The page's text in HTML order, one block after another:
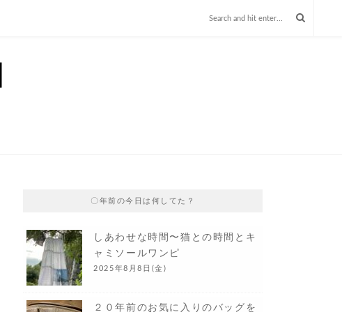
〇年前の今日は何してた？
しあわせな時間〜猫との時間とキ
ャミソールワンピ
2025年8月8日(金)
２０年前のお気に入りのバッグを